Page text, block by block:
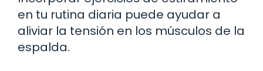
en tu rutina diaria puede ayudar a
aliviar la tensión en los músculos de la
espalda.